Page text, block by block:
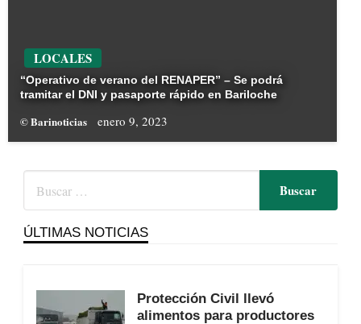
LOCALES
“Operativo de verano del RENAPER” – Se podrá
tramitar el DNI y pasaporte rápido en Bariloche
© Barinoticias enero 9, 2023
ÚLTIMAS NOTICIAS
Protección Civil llevó
alimentos para productores